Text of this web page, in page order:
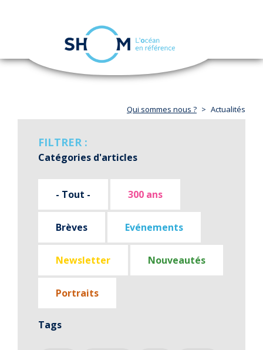
Aller
navigation
Qui sommes nous ? Actualités
FILTRER :
Catégories d'articles
- Tout - 300 ans
Brèves Evénements
Newsletter Nouveautés
Portraits
Tags